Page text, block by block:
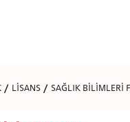
LİSANS SAĞLIK BİLİMLERİ